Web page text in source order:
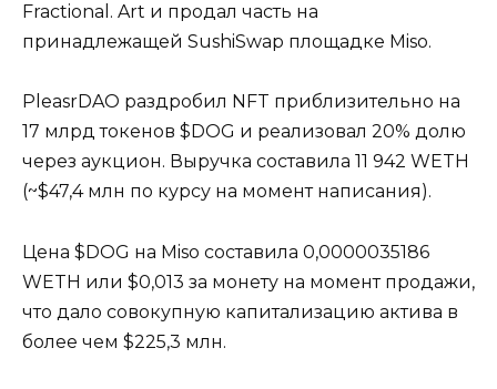
Fractional. Art и продал часть на
принадлежащей SushiSwap площадке Miso.
PleasrDAO раздробил NFT приблизительно на
17 млрд токенов $DOG и реализовал 20% долю
через аукцион. Выручка составила 11 942 WETH
(~$47,4 млн по курсу на момент написания).
Цена $DOG на Miso составила 0,0000035186
WETH или $0,013 за монету на момент продажи,
что дало совокупную капитализацию актива в
более чем $225,3 млн.